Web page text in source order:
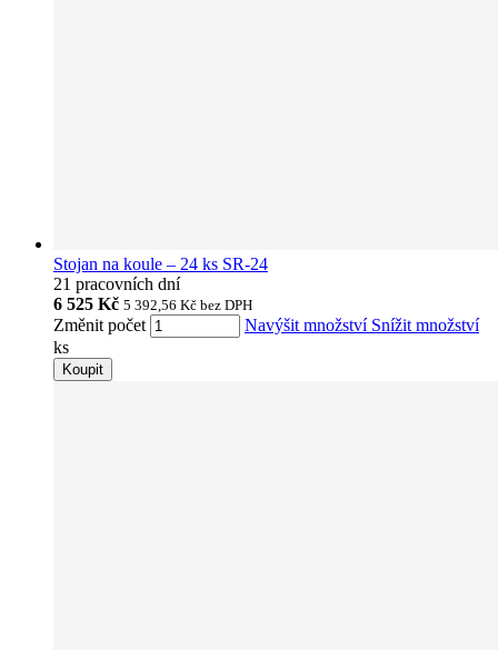
Stojan na koule – 24 ks SR-24
21 pracovních dní
6 525 Kč 5 392,56 Kč bez DPH
Změnit počet Navýšit množství Snížit množství
ks
Koupit